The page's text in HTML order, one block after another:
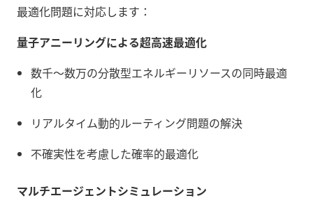
最適化問題に対応します：
量子アニーリングによる超高速最適化
数千〜数万の分散型エネルギーリソースの同時最適
化
リアルタイム動的ルーティング問題の解決
不確実性を考慮した確率的最適化
マルチエージェントシミュレーション